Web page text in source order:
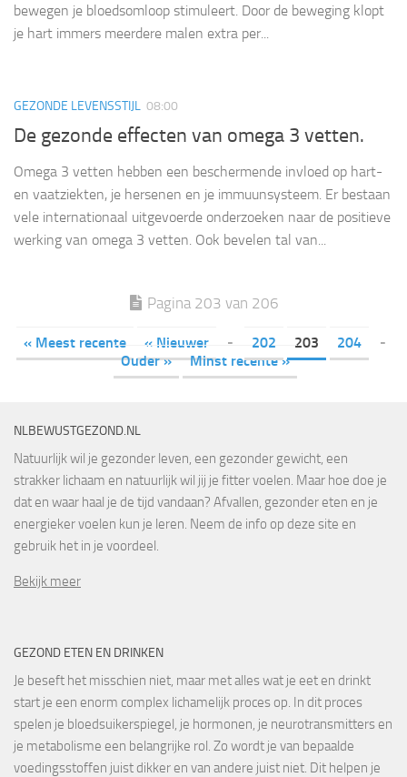
bewegen je bloedsomloop stimuleert. Door de beweging klopt
je hart immers meerdere malen extra per...
GEZONDE LEVENSSTIJL 08:00
De gezonde effecten van omega 3 vetten.
Omega 3 vetten hebben een beschermende invloed op hart-
en vaatziekten, je hersenen en je immuunsysteem. Er bestaan
vele internationaal uitgevoerde onderzoeken naar de positieve
werking van omega 3 vetten. Ook bevelen tal van...
Pagina 203 van 206
« Meest recente « Nieuwer - 202 203 204
-
Ouder »
Minst recente »
NLBEWUSTGEZOND.NL
Natuurlijk wil je gezonder leven, een gezonder gewicht, een
strakker lichaam en natuurlijk wil jij je fitter voelen. Maar hoe doe je
dat en waar haal je de tijd vandaan? Afvallen, gezonder eten en je
energieker voelen kun je leren. Neem de info op deze site en
gebruik het in je voordeel.
Bekijk meer
GEZOND ETEN EN DRINKEN
Je beseft het misschien niet, maar met alles wat je eet en drinkt
start je een enorm complex lichamelijk proces op. In dit proces
spelen je bloedsuikerspiegel, je hormonen, je neurotransmitters en
je metabolisme een belangrijke rol. Zo wordt je van bepaalde
voedingsstoffen juist dikker en van andere juist niet. Dit helpen je